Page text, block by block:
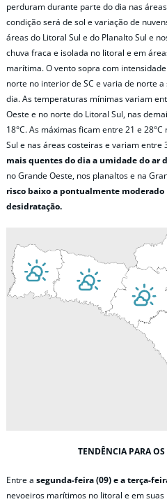
perduram durante parte do dia nas
condição será de sol e variação de
áreas do Litoral Sul e do Planalto Sul e
chuva fraca e isolada no litoral e em
marítima. O vento sopra com
norte no interior de SC e varia de norte
dia. As temperaturas mínimas variam
Oeste e no norte do Litoral Sul, nas
18°C. As máximas ficam entre 21 e
Sul e nas áreas costeiras e variam entre
mais quentes do dia a umidade do ar
no Grande Oeste, nos planaltos e na
risco baixo a pontualmente moderado
desidratação.
TENDÊNCIA PARA
Entre a segunda-feira (09) e a terça-
nevoeiros marítimos no litoral e em